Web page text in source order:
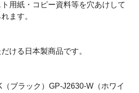
用紙・コピー資料等を穴あけして
ます。
ける日本製商品です。
ブラック）GP-J2630-W（ホワイ